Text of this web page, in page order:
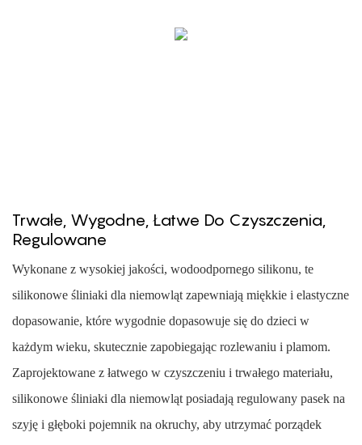
Trwałe, Wygodne, Łatwe Do Czyszczenia,
Regulowane
Wykonane z wysokiej jakości, wodoodpornego silikonu, te
silikonowe śliniaki dla niemowląt zapewniają miękkie i elastyczne
dopasowanie, które wygodnie dopasowuje się do dzieci w
każdym wieku, skutecznie zapobiegając rozlewaniu i plamom.
Zaprojektowane z łatwego w czyszczeniu i trwałego materiału,
silikonowe śliniaki dla niemowląt posiadają regulowany pasek na
szyję i głęboki pojemnik na okruchy, aby utrzymać porządek